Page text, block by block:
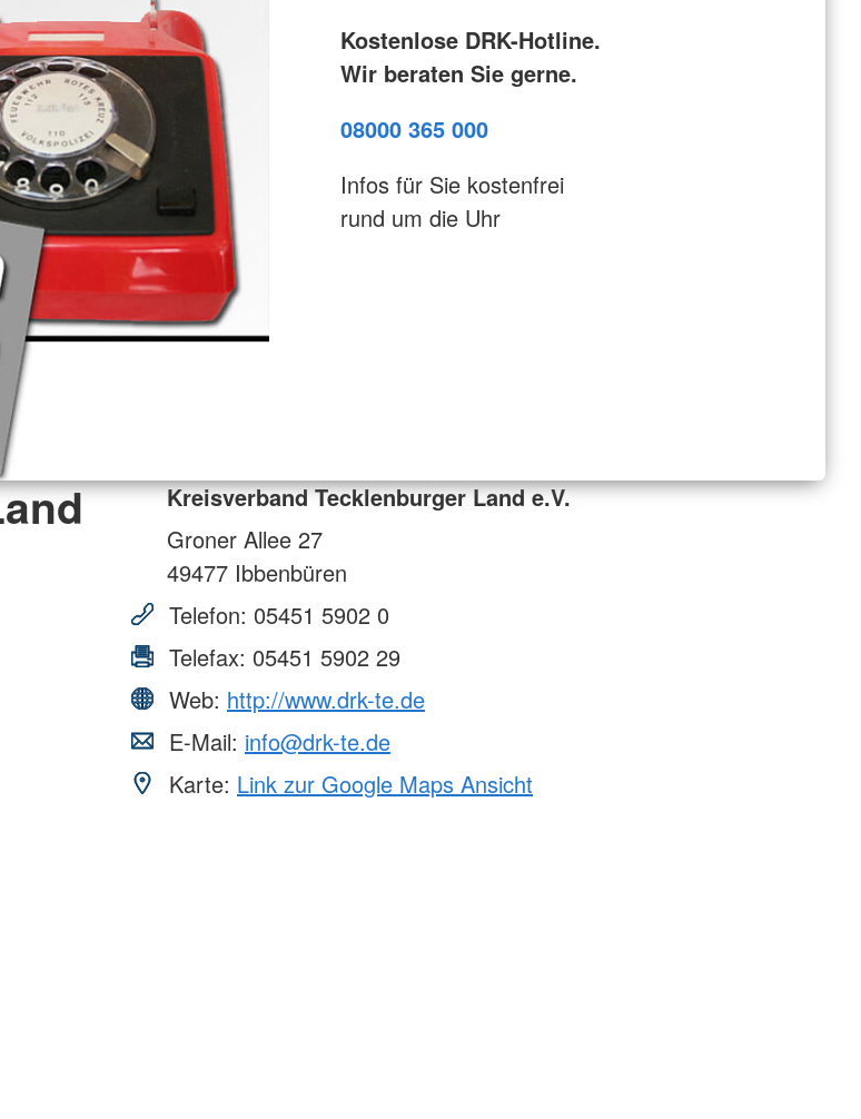
Kostenlose DRK-Hotline.
Wir beraten Sie gerne.
08000 365 000
Infos für Sie kostenfrei
rund um die Uhr
Kreisverband Tecklenburger Land e.V.
Groner Allee 27
49477 Ibbenbüren
Telefon: 05451 5902 0
Telefax: 05451 5902 29
Web: http://www.drk-te.de
E-Mail: info@drk-te.de
Karte: Link zur Google Maps Ansicht